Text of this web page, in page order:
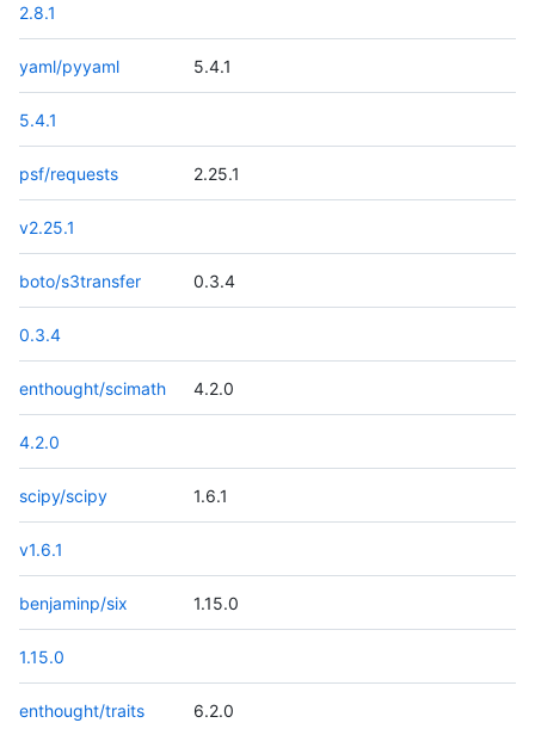
2.8.1
yaml/pyyaml 5.4.1
5.4.1
psf/requests 2.25.1
v2.25.1
boto/s3transfer 0.3.4
0.3.4
enthought/scimath 4.2.0
4.2.0
scipy/scipy 1.6.1
v1.6.1
benjaminp/six 1.15.0
1.15.0
enthought/traits 6.2.0